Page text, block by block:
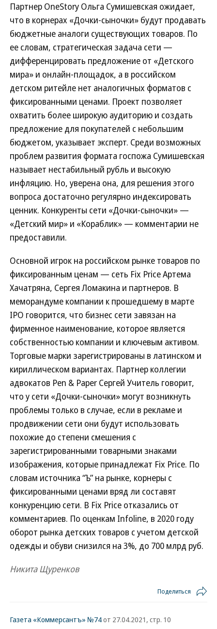
Партнер OneStory Ольга Сумишевская ожидает,
что в корнерах «Дочки-сыночки» будут продавать
бюджетные аналоги существующих товаров. По
ее словам, стратегическая задача сети —
дифференцировать предложение от «Детского
мира» и онлайн-площадок, а в российском
детском ритейле нет аналогичных форматов с
фиксированными ценами. Проект позволяет
охватить более широкую аудиторию и создать
предложение для покупателей с небольшим
бюджетом, указывает эксперт. Среди возможных
проблем развития формата госпожа Сумишевская
называет нестабильный рубль и высокую
инфляцию. Но, уверена она, для решения этого
вопроса достаточно регулярно индексировать
ценник. Конкуренты сети «Дочки-сыночки» —
«Детский мир» и «Кораблик» — комментарии не
предоставили.
Основной игрок на российском рынке товаров по
фиксированным ценам — сеть Fix Price Артема
Хачатряна, Сергея Ломакина и партнеров. В
меморандуме компании к прошедшему в марте
IPO говорится, что бизнес сети завязан на
фирменное наименование, которое является
собственностью компании и ключевым активом.
Торговые марки зарегистрированы в латинском и
кириллическом вариантах. Партнер коллегии
адвокатов Pen & Paper Сергей Учитель говорит,
что у сети «Дочки-сыночки» могут возникнуть
проблемы только в случае, если в рекламе и
продвижении сети они будут использовать
похожие до степени смешения с
зарегистрированными товарными знаками
изображения, которые принадлежат Fix Price. По
словам источника “Ъ” на рынке, корнеры с
фиксированными ценами вряд ли составят
конкуренцию сети. В Fix Price отказались от
комментариев. По оценкам Infoline, в 2020 году
оборот рынка детских товаров с учетом детской
одежды и обуви снизился на 3%, до 700 млрд руб.
Никита Щуренков
Поделиться
Газета «Коммерсантъ» №74от 27.04.2021, стр. 10